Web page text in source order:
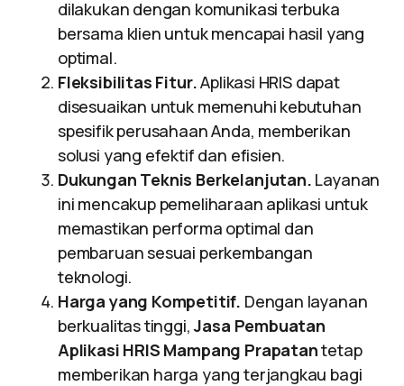
dilakukan dengan komunikasi terbuka
bersama klien untuk mencapai hasil yang
optimal.
Fleksibilitas Fitur.Aplikasi HRIS dapat
disesuaikan untuk memenuhi kebutuhan
spesifik perusahaan Anda, memberikan
solusi yang efektif dan efisien.
Dukungan Teknis Berkelanjutan. Layanan
ini mencakup pemeliharaan aplikasi untuk
memastikan performa optimal dan
pembaruan sesuai perkembangan
teknologi.
Harga yang Kompetitif. Dengan layanan
berkualitas tinggi,Jasa Pembuatan
Aplikasi HRIS Mampang Prapatantetap
memberikan harga yang terjangkau bagi